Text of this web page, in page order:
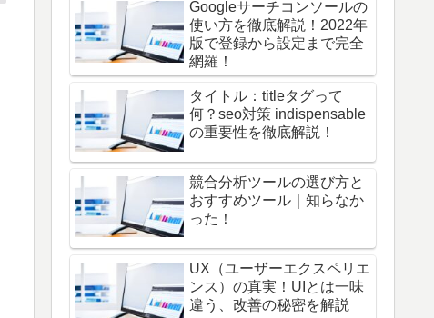
Googleサーチコンソールの
使い方を徹底解説！2022年
版で登録から設定まで完全
網羅！
タイトル：titleタグって
何？seo対策 indispensable
の重要性を徹底解説！
競合分析ツールの選び方と
おすすめツール｜知らなか
った！
UX（ユーザーエクスペリエ
ンス）の真実！UIとは一味
違う、改善の秘密を解説